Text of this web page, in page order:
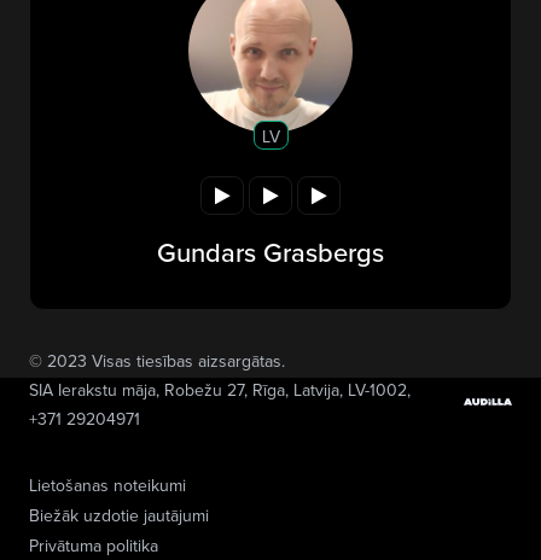
LV
Gundars Grasbergs
Lietošanas noteikumi
Biežāk uzdotie jautājumi
Privātuma politika
© 2023 Visas tiesības aizsargātas.
SIA Ierakstu māja, Robežu 27, Rīga, Latvija, LV-1002,
+371 29204971